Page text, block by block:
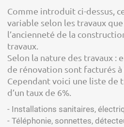
Comme introduit ci-dessus,
variable selon les travaux
l’ancienneté de la
travaux.
Selon la nature des travaux :
de rénovation sont facturés à
Cependant voici une liste de
d’un taux de 6%.
- Installations sanitaires,
- Téléphonie, sonnettes,